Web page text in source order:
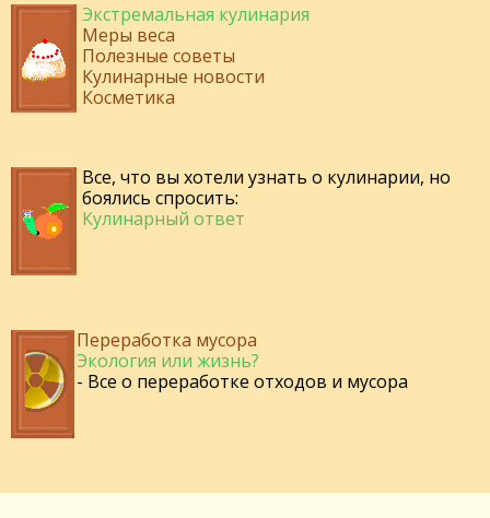
Экстремальная кулинария
Меры веса
Полезные советы
Кулинарные новости
Косметика
Все, что вы хотели узнать о кулинарии, но
боялись спросить:
Кулинарный ответ
Переработка мусора
Экология или жизнь?
- Все о переработке отходов и мусора